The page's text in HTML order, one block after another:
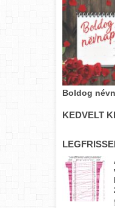
Boldog
KEDVELT